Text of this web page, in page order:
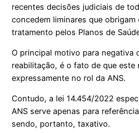
recentes decisões judiciais de
concedem liminares que
tratamento pelos Planos de
O principal motivo para negativa
reabilitação, é o fato de que este
expressamente no rol da ANS.
Contudo, a lei 14.454/2022
ANS serve apenas para
sendo, portanto, taxativo.